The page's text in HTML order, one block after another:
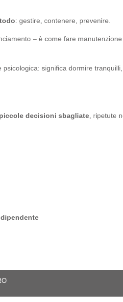
: gestire, contenere, prevenire.
– è come fare
significa dormire
piccole decisioni sbagliate, ripetute